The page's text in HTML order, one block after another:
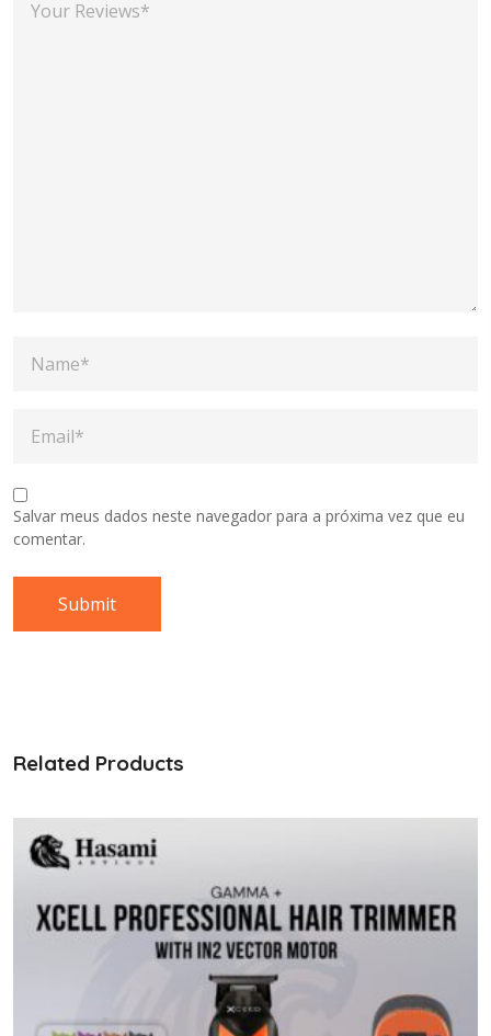
Salvar meus dados neste navegador para a próxima vez que eu
comentar.
Related Products